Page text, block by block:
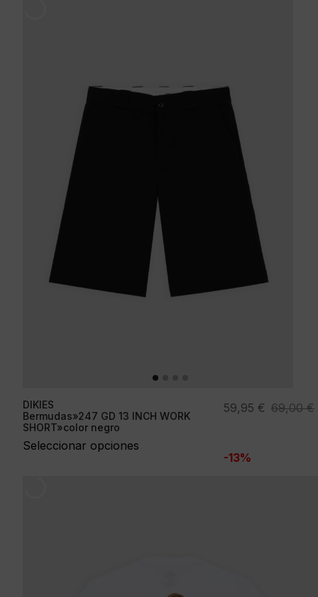
DIKIES
Bermudas»247 GD 13 INCH WORK
SHORT»color negro
Seleccionar opciones
69,00€
El
era:
59,95 €
El
es:
-13%